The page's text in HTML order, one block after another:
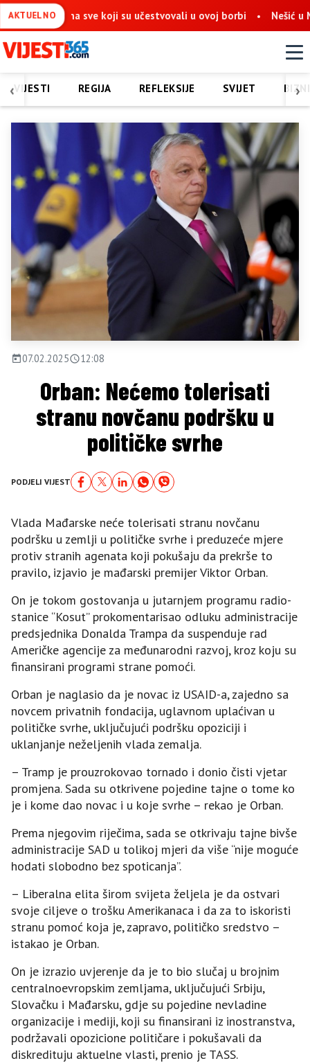
AKTUELNO
na sve koji su učestvovali u ovoj borbi Nešić u Mostaru:
‹ ›
VIJESTI REGIJA REFLEKSIJE SVIJET
07.02.2025 12:08
Orban: Nećemo tolerisati
stranu novčanu podršku u
političke svrhe
PODJELI VIJEST
Vlada Mađarske neće tolerisati stranu novčanu
podršku u zemlji u političke svrhe i preduzeće mjere
protiv stranih agenata koji pokušaju da prekrše to
pravilo, izjavio je mađarski premijer Viktor Orban.
On je tokom gostovanja u jutarnjem programu radio-
stanice “Kosut” prokomentarisao odluku administracije
predsjednika Donalda Trampa da suspenduje rad
Američke agencije za međunarodni razvoj, kroz koju su
finansirani programi strane pomoći.
Orban je naglasio da je novac iz USAID-a, zajedno sa
novcem privatnih fondacija, uglavnom uplaćivan u
političke svrhe, uključujući podršku opoziciji i
uklanjanje neželjenih vlada zemalja.
– Tramp je prouzrokovao tornado i donio čisti vjetar
promjena. Sada su otkrivene pojedine tajne o tome ko
je i kome dao novac i u koje svrhe – rekao je Orban.
Prema njegovim riječima, sada se otkrivaju tajne bivše
administracije SAD u tolikoj mjeri da više “nije moguće
hodati slobodno bez spoticanja”.
– Liberalna elita širom svijeta željela je da ostvari
svoje ciljeve o trošku Amerikanaca i da za to iskoristi
stranu pomoć koja je, zapravo, političko sredstvo –
istakao je Orban.
On je izrazio uvjerenje da je to bio slučaj u brojnim
centralnoevropskim zemljama, uključujući Srbiju,
Slovačku i Mađarsku, gdje su pojedine nevladine
organizacije i mediji, koji su finansirani iz inostranstva,
podržavali opozicione političare i pokušavali da
diskredituju aktuelne vlasti, prenio je TASS.